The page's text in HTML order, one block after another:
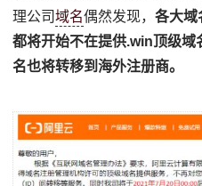
理公司域名偶然发现，各大域
都将开始不在提供.win顶级
名也将转移到海外注册商。